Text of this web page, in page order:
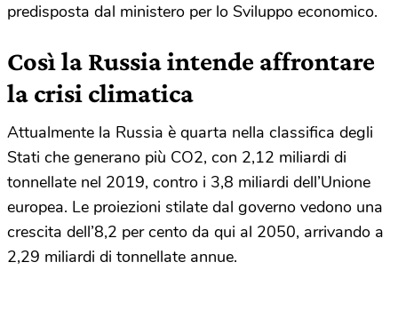
predisposta dal ministero per lo Sviluppo economico.
Così la Russia intende affrontare
la crisi climatica
Attualmente la Russia è quarta nella classifica degli
Stati che generano più CO2, con 2,12 miliardi di
tonnellate nel 2019, contro i 3,8 miliardi dell’Unione
europea. Le proiezioni stilate dal governo vedono una
crescita dell’8,2 per cento da qui al 2050, arrivando a
2,29 miliardi di tonnellate annue.